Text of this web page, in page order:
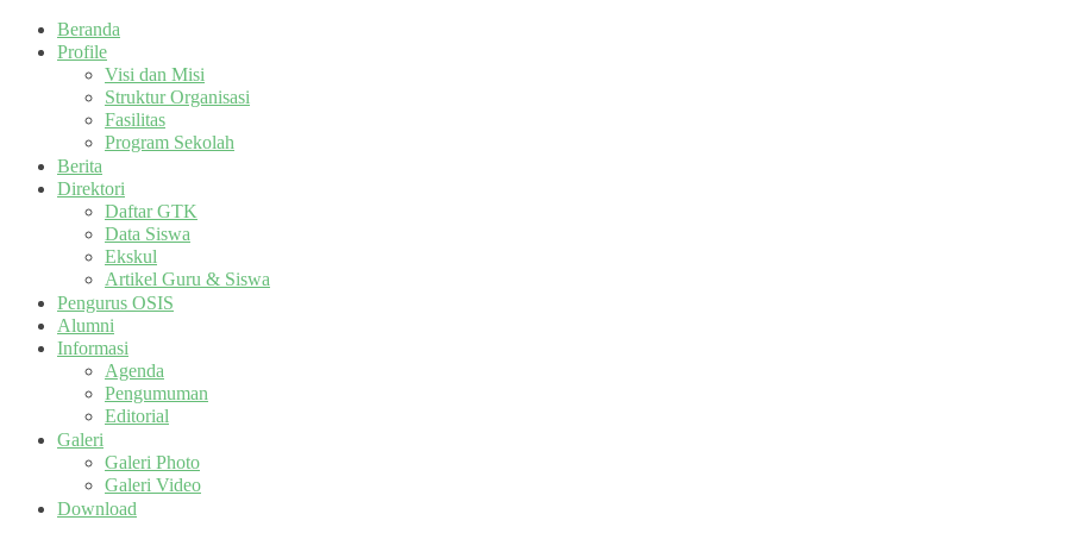
Beranda
Profile
Visi dan Misi
Struktur Organisasi
Fasilitas
Program Sekolah
Berita
Direktori
Daftar GTK
Data Siswa
Ekskul
Artikel Guru & Siswa
Pengurus OSIS
Alumni
Informasi
Agenda
Pengumuman
Editorial
Galeri
Galeri Photo
Galeri Video
Download